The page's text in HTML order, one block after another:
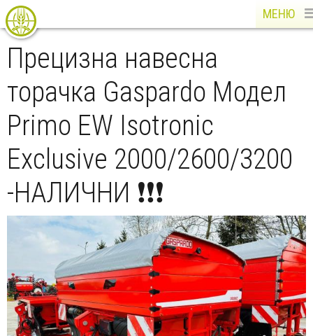
МЕНЮ
Прецизна навесна
торачка Gaspardo Модел
Primo EW Isotronic
Exclusive 2000/2600/3200
-НАЛИЧНИ ❗❗❗